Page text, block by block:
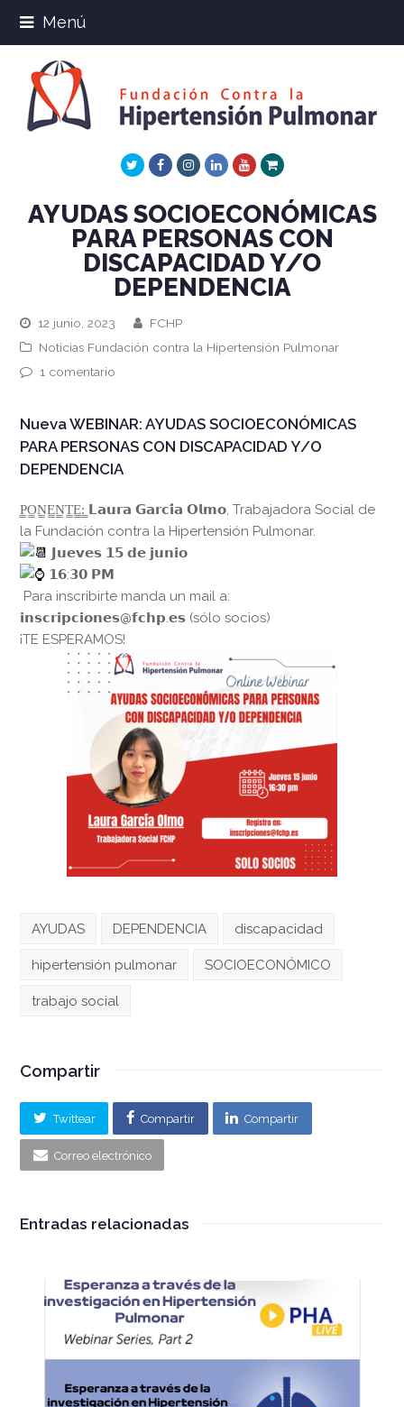
Menú
TwitterFacebookInstagram
LinkedInYoutube
Xing
AYUDAS SOCIOECONÓMICAS
PARA PERSONAS CON
DISCAPACIDAD Y/O
DEPENDENCIA
12 junio, 2023
FCHP
Noticias Fundación contra la Hipertensión Pulmonar
1 comentario
Nueva WEBINAR: AYUDAS SOCIOECONÓMICAS
PARA PERSONAS CON DISCAPACIDAD Y/O
DEPENDENCIA
P̳O̳N̳E̳N̳T̳E̳:̳ 𝗟𝗮𝘂𝗿𝗮 𝗚𝗮𝗿𝗰𝗶́𝗮 𝗢𝗹𝗺𝗼, Trabajadora Social de
la Fundación contra la Hipertensión Pulmonar.
𝗝𝘂𝗲𝘃𝗲𝘀 𝟭𝟱 𝗱𝗲 𝗷𝘂𝗻𝗶𝗼
𝟭𝟲:𝟯𝟬 𝗣𝗠
Para inscribirte manda un mail a:
𝗶𝗻𝘀𝗰𝗿𝗶𝗽𝗰𝗶𝗼𝗻𝗲𝘀@𝗳𝗰𝗵𝗽.𝗲𝘀 (sólo socios)
¡TE ESPERAMOS!
AYUDAS DEPENDENCIA discapacidad
hipertensión pulmonar SOCIOECONÓMICO
trabajo social
Compartir
Twittear Compartir Compartir
Correo electrónico
Entradas relacionadas